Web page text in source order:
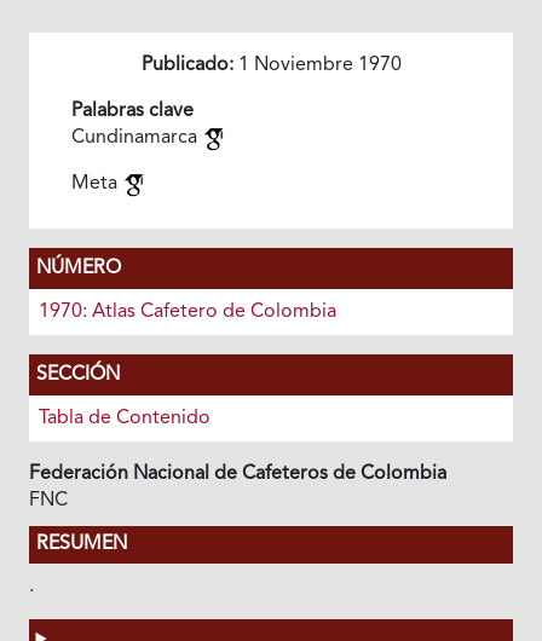
Publicado:1 Noviembre 1970
Palabras clave
Cundinamarca
Meta
NÚMERO
1970: Atlas Cafetero de Colombia
SECCIÓN
Tabla de Contenido
Federación Nacional de Cafeteros de Colombia
FNC
RESUMEN
.